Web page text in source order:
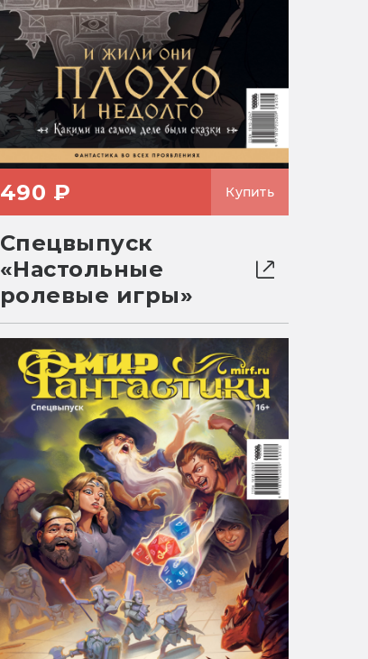
490 ₽ Купить
Спецвыпуск
«Настольные
ролевые игры»